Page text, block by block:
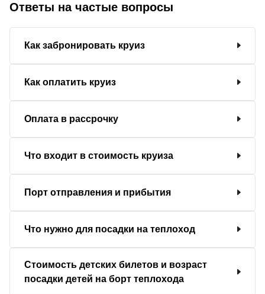
Ответы на частые вопросы
Как забронировать круиз
Как оплатить круиз
Оплата в рассрочку
Что входит в стоимость круиза
Порт отправления и прибытия
Что нужно для посадки на теплоход
Стоимость детских билетов и возраст
посадки детей на борт теплохода